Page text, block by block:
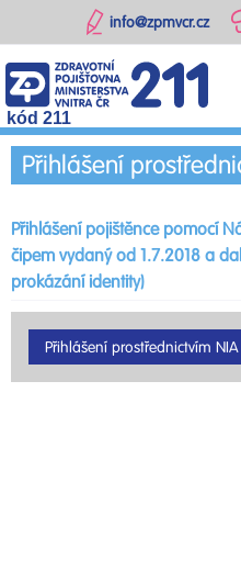
info@zpmvcr.cz
kód 211
Přihlášení
Přihlášení pojištěnce pomocí
čipem vydaný od 1.7.2018 a
prokázání identity)